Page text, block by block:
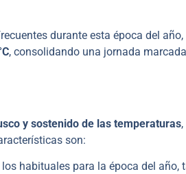
durante esta época del año,
, consolidando una jornada
y sostenido de las temperaturas,
son:
habituales para la época del año,